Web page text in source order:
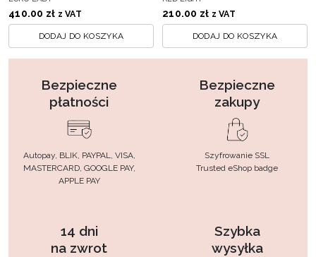
410.00 zł z VAT
DODAJ DO KOSZYKA
210.00 zł z VAT
DODAJ DO KOSZYKA
Bezpieczne
płatności
Autopay, BLIK, PAYPAL, VISA,
MASTERCARD, GOOGLE PAY,
APPLE PAY
Bezpieczne
zakupy
Szyfrowanie SSL
Trusted eShop badge
14 dni
na zwrot
Szybka
wysyłka